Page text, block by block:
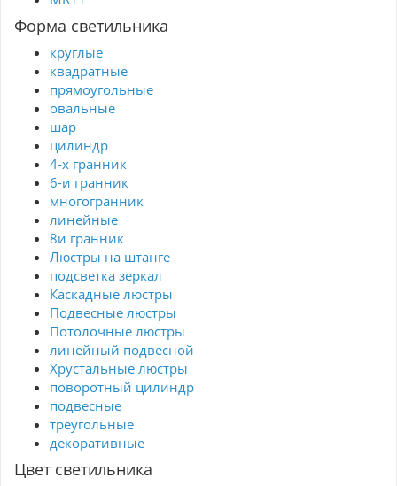
Форма светильника
круглые
квадратные
прямоугольные
овальные
шар
цилиндр
4-х гранник
6-и гранник
многогранник
линейные
8и гранник
Люстры на штанге
подсветка зеркал
Каскадные люстры
Подвесные люстры
Потолочные люстры
линейный подвесной
Хрустальные люстры
поворотный цилиндр
подвесные
треугольные
декоративные
Цвет светильника